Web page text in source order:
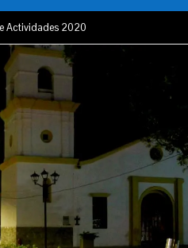
Actividades 2020